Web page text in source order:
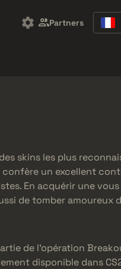
Partners
skins les plus
confère un excellent
En acquérir une
de tomber amoureux
de l’opération
disponible dans